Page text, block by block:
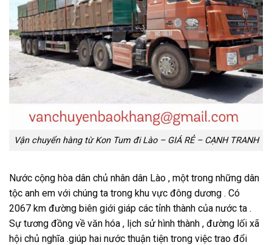
Vận chuyển hàng từ Kon Tum đi Lào – GIÁ RẺ – CẠNH TRANH
Nước cộng hòa dân chủ nhân dân Lào , một trong những dân
tộc anh em với chúng ta trong khu vực đông dương . Có
2067 km đường biên giới giáp các tỉnh thành của nước ta .
Sự tương đồng về văn hóa , lịch sử hình thành , đường lối xã
hội chủ nghĩa .giúp hai nước thuận tiện trong việc trao đổi